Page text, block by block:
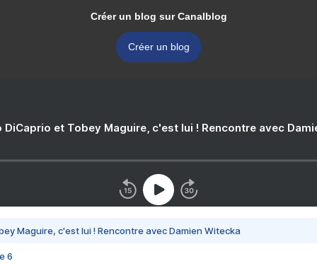
Créer un blog sur Canalblog
Créer un blog
DiCaprio et Tobey Maguire, c'est lui ! Rencontre avec
Maguire, c'est lui ! Rencontre avec Damien Witecka
6